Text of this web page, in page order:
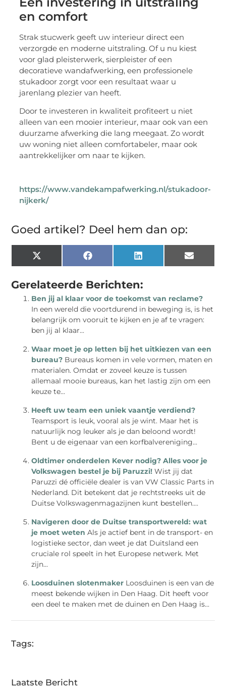
en comfort
Strak stucwerk geeft uw interieur direct een
verzorgde en moderne uitstraling. Of u nu kiest
voor glad pleisterwerk, sierpleister of een
decoratieve wandafwerking, een professionele
stukadoor zorgt voor een resultaat waar u
jarenlang plezier van heeft.
Door te investeren in kwaliteit profiteert u niet
alleen van een mooier interieur, maar ook van een
duurzame afwerking die lang meegaat. Zo wordt
uw woning niet alleen comfortabeler, maar ook
aantrekkelijker om naar te kijken.
https://www.vandekampafwerking.nl/stukadoor-
nijkerk/
Goed artikel? Deel hem dan op:
X
(Twitter)
Facebook LinkedIn Email
Gerelateerde Berichten:
Ben jij al klaar voor de toekomst van reclame?
In een wereld die voortdurend in beweging is, is het
belangrijk om vooruit te kijken en je af te vragen:
ben jij al klaar...
Waar moet je op letten bij het uitkiezen van een
bureau? Bureaus komen in vele vormen, maten en
materialen. Omdat er zoveel keuze is tussen
allemaal mooie bureaus, kan het lastig zijn om een
keuze te...
Heeft uw team een uniek vaantje verdiend?
Teamsport is leuk, vooral als je wint. Maar het is
natuurlijk nog leuker als je dan beloond wordt!
Bent u de eigenaar van een korfbalvereniging...
Oldtimer onderdelen Kever nodig? Alles voor je
Volkswagen bestel je bij Paruzzi! Wist jij dat
Paruzzi dé officiële dealer is van VW Classic Parts in
Nederland. Dit betekent dat je rechtstreeks uit de
Duitse Volkswagenmagazijnen kunt bestellen....
Navigeren door de Duitse transportwereld: wat
je moet weten Als je actief bent in de transport- en
logistieke sector, dan weet je dat Duitsland een
cruciale rol speelt in het Europese netwerk. Met
zijn...
Loosduinen slotenmaker Loosduinen is een van de
meest bekende wijken in Den Haag. Dit heeft voor
een deel te maken met de duinen en Den Haag is...
Tags:
Laatste Bericht